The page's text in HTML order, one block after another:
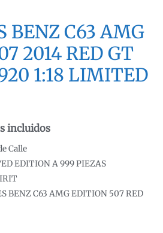
BENZ C63 AMG
2014 RED GT
1:18 LIMITED
incluidos
Calle
EDITION A 999 PIEZAS
BENZ C63 AMG EDITION 507 RED